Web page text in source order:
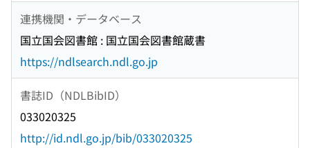
連携機関・データベース
国立国会図書館 : 国立国会図書館蔵書
https://ndlsearch.ndl.go.jp
書誌ID（NDLBibID）
033020325
http://id.ndl.go.jp/bib/033020325